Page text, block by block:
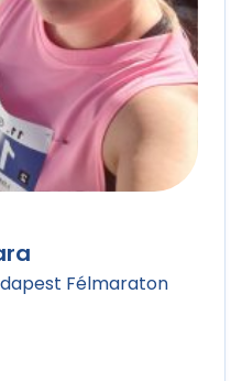
Félmaraton